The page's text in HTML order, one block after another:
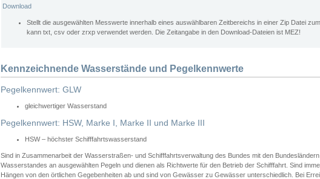
Download
Stellt die ausgewählten Messwerte innerhalb eines auswählbaren Zeitbereichs in einer Zip Datei
kann txt, csv oder zrxp verwendet werden. Die Zeitangabe in den Download-Dateien ist MEZ!
Kennzeichnende Wasserstände und Pegelkennwerte
Pegelkennwert: GLW
gleichwertiger Wasserstand
Pegelkennwert: HSW, Marke I, Marke II und Marke III
HSW – höchster Schifffahrtswasserstand
Sind in Zusammenarbeit der Wasserstraßen- und Schifffahrtsverwaltung des Bundes mit den
Wasserstandes an ausgewählten Pegeln und dienen als Richtwerte für den Betrieb der Schifffahrt. Sind
Hängen von den örtlichen Gegebenheiten ab und sind von Gewässer zu Gewässer unterschiedlich. Bei